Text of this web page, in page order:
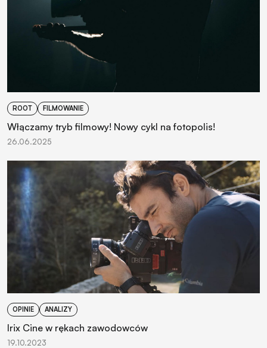
ROOT FILMOWANIE
Włączamy tryb filmowy! Nowy cykl na fotopolis!
26.06.2025
OPINIE ANALIZY
Irix Cine w rękach zawodowców
19.10.2023